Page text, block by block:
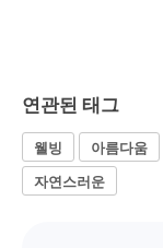
연관된 태그
웰빙 아름다움
자연스러운